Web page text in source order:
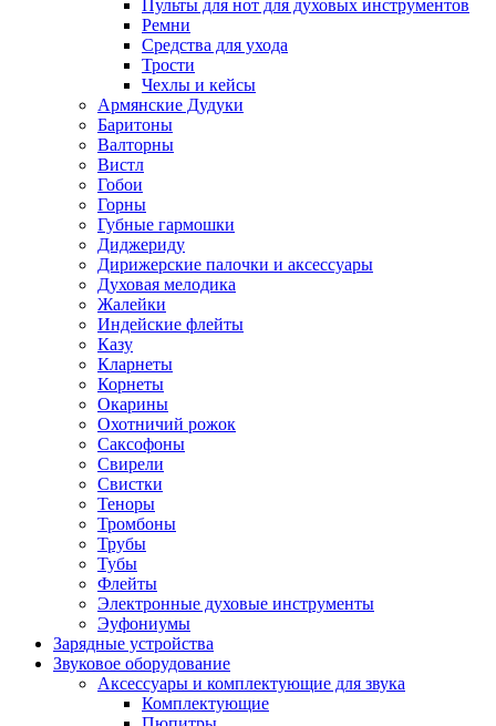
Пульты для нот для духовых инструментов
Ремни
Средства для ухода
Трости
Чехлы и кейсы
Армянские Дудуки
Баритоны
Валторны
Вистл
Гобои
Горны
Губные гармошки
Диджериду
Дирижерские палочки и аксессуары
Духовая мелодика
Жалейки
Индейские флейты
Казу
Кларнеты
Корнеты
Окарины
Охотничий рожок
Саксофоны
Свирели
Свистки
Теноры
Тромбоны
Трубы
Тубы
Флейты
Электронные духовые инструменты
Эуфониумы
Зарядные устройства
Звуковое оборудование
Аксессуары и комплектующие для звука
Комплектующие